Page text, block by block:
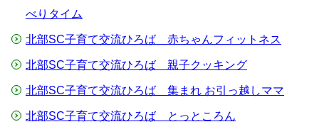
べりタイム
北部SC子育て交流ひろば 赤ちゃんフィットネス
北部SC子育て交流ひろば 親子クッキング
北部SC子育て交流ひろば 集まれ お引っ越しママ
北部SC子育て交流ひろば とっところん